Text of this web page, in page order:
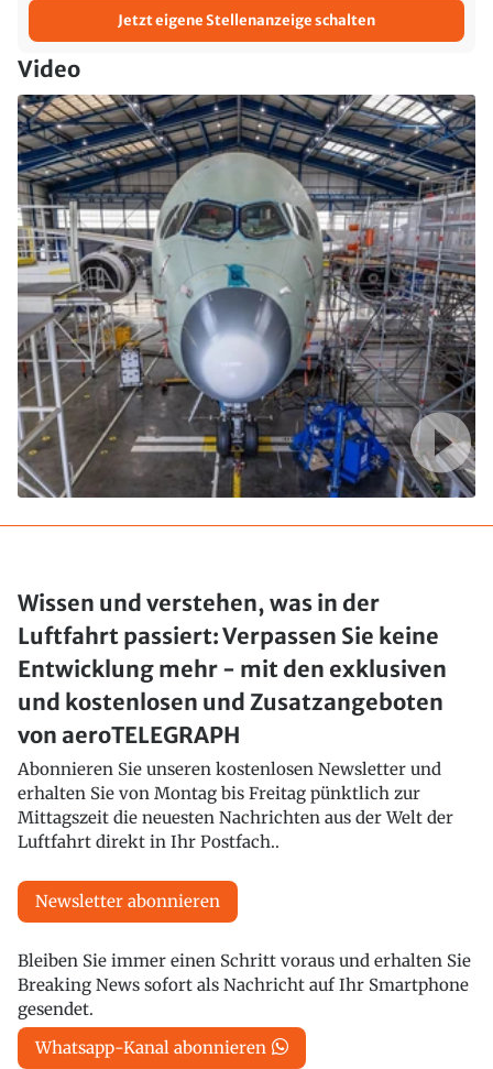
Jetzt eigene Stellenanzeige schalten
Video
Wissen und verstehen, was in der
Luftfahrt passiert: Verpassen Sie keine
Entwicklung mehr - mit den exklusiven
und kostenlosen und Zusatzangeboten
von aeroTELEGRAPH
Abonnieren Sie unseren kostenlosen Newsletter und
erhalten Sie von Montag bis Freitag pünktlich zur
Mittagszeit die neuesten Nachrichten aus der Welt der
Luftfahrt direkt in Ihr Postfach..
Newsletter abonnieren
Bleiben Sie immer einen Schritt voraus und erhalten Sie
Breaking News sofort als Nachricht auf Ihr Smartphone
gesendet.
Whatsapp-Kanal abonnieren